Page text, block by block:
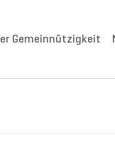
Gemeinnützigkeit